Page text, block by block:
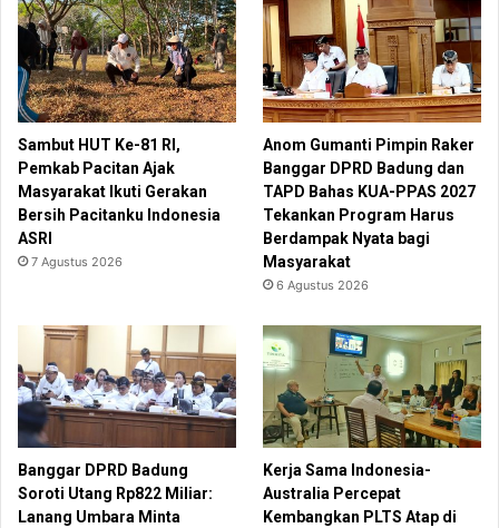
Sambut HUT Ke-81 RI,
Pemkab Pacitan Ajak
Masyarakat Ikuti Gerakan
Bersih Pacitanku Indonesia
ASRI
7 Agustus 2026
Anom Gumanti Pimpin Raker
Banggar DPRD Badung dan
TAPD Bahas KUA-PPAS 2027
Tekankan Program Harus
Berdampak Nyata bagi
Masyarakat
6 Agustus 2026
Banggar DPRD Badung
Soroti Utang Rp822 Miliar:
Lanang Umbara Minta
Kerja Sama Indonesia-
Australia Percepat
Kembangkan PLTS Atap di